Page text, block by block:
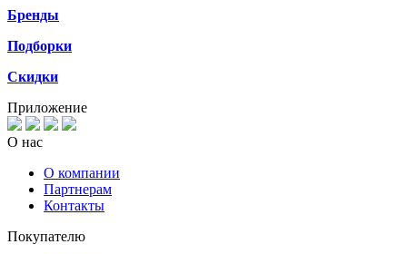
Бренды
Подборки
Скидки
Приложение
О нас
О компании
Партнерам
Контакты
Покупателю